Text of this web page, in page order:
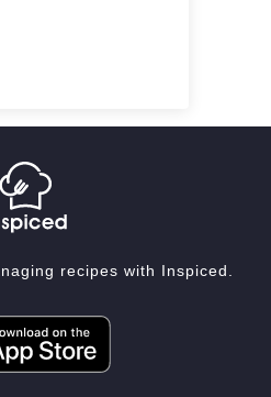
recipes with Inspiced.